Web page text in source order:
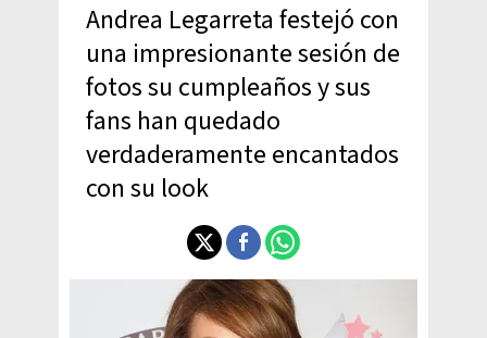
Andrea Legarreta festejó con
una impresionante sesión de
fotos su cumpleaños y sus
fans han quedado
verdaderamente encantados
con su look